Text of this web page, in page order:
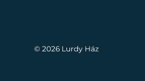
© 2026 Lurdy Ház